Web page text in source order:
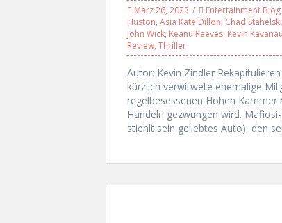
März 26, 2023 Entertainment Blog
Huston, Asia Kate Dillon, Chad Stahelski
John Wick, Keanu Reeves, Kevin
Review, Thriller
Autor: Kevin Zindler
kürzlich verwitwete ehemalige
regelbesessenen Hohen
Handeln gezwungen wird.
stiehlt sein geliebtes Auto), den